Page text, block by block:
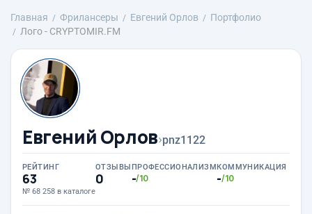
Главная Фрилансеры Евгений Орлов
Портфолио
Лого - CRYPTOMIR.FM
Евгений Орлов›pnz1122
РЕЙТИНГ
63
№ 68 258 в каталоге
ОТЗЫВЫ
0
ПРОФЕССИОНАЛИЗМ
-/10
КОММУНИКАЦИЯ
-/10